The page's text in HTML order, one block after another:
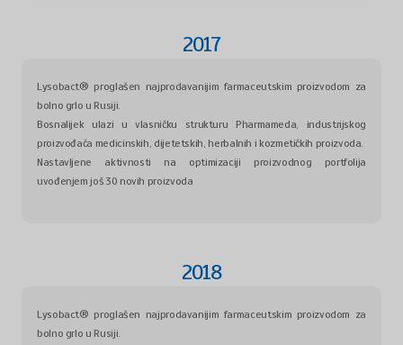
2017
Lysobact® proglašen najprodavanijim farmaceutskim proizvodom za
bolno grlo u Rusiji.
Bosnalijek ulazi u vlasničku strukturu Pharmameda, industrijskog
proizvođača medicinskih, dijetetskih, herbalnih i kozmetičkih proizvoda.
Nastavljene aktivnosti na optimizaciji proizvodnog portfolija
uvođenjem još 30 novih proizvoda
2018
Lysobact® proglašen najprodavanijim farmaceutskim proizvodom za
bolno grlo u Rusiji.